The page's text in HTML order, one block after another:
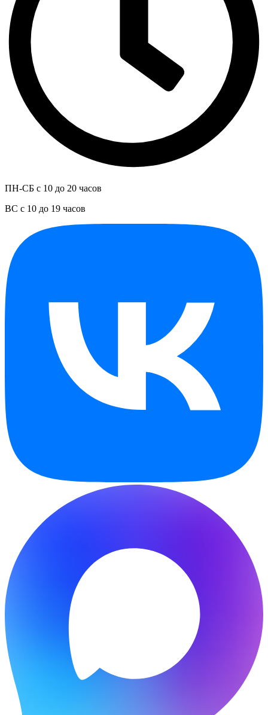
ПН-СБ с 10 до 20 часов
ВС с 10 до 19 часов